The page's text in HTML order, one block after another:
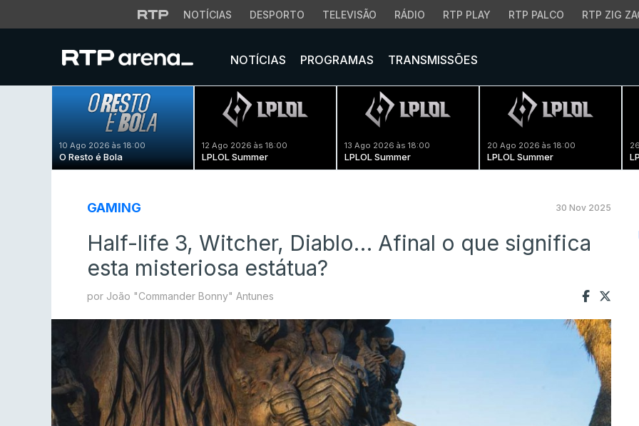
NOTÍCIAS DESPORTO TELEVISÃO RÁDIO RTP PLAY RTP PALCO RTP ZIG
NOTÍCIAS PROGRAMAS TRANSMISSÕES
10 Ago 2026 às 18:00
O Resto é Bola
12 Ago 2026 às 18:00
LPLOL Summer
13 Ago 2026 às 18:00
LPLOL Summer
20 Ago 2026 às 18:00
LPLOL Summer
GAMING 30 Nov 2025
Half-life 3, Witcher, Diablo… Afinal o que significa
esta misteriosa estátua?
por João "Commander Bonny" Antunes